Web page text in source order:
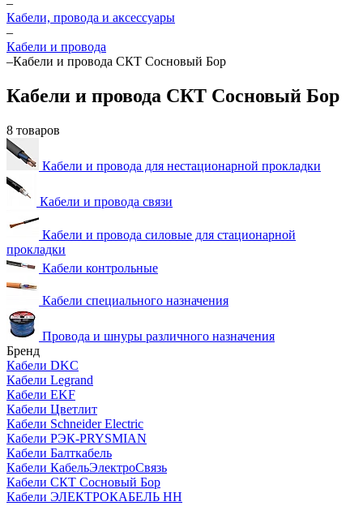
–
Кабели, провода и аксессуары
–
Кабели и провода
–Кабели и провода СКТ Сосновый Бор
Кабели и провода СКТ Сосновый Бор
8 товаров
Кабели и провода для нестационарной прокладки
Кабели и провода связи
Кабели и провода силовые для стационарной
прокладки
Кабели контрольные
Кабели специального назначения
Провода и шнуры различного назначения
Бренд
Кабели DKC
Кабели Legrand
Кабели EKF
Кабели Цветлит
Кабели Schneider Electric
Кабели РЭК-PRYSMIAN
Кабели Балткабель
Кабели КабельЭлектроСвязь
Кабели СКТ Сосновый Бор
Кабели ЭЛЕКТРОКАБЕЛЬ НН